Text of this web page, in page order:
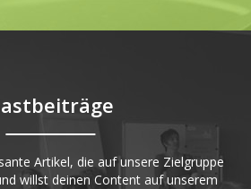
Artikel, die auf unsere Zielgruppe
willst deinen Content auf unserem